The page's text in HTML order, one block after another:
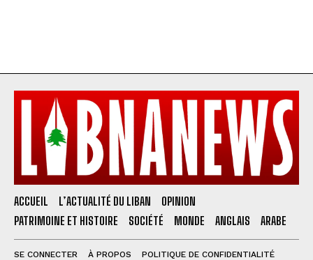
ACCUEIL L’ACTUALITÉ DU LIBAN
OPINION
PATRIMOINE ET HISTOIRE
SOCIÉTÉ MONDE ANGLAIS ARABE
SE CONNECTER À PROPOS
POLITIQUE DE CONFIDENTIALITÉ